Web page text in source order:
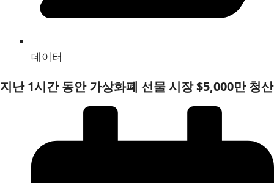
데이터
지난 1시간 동안 가상화폐 선물 시장 $5,000만 청산